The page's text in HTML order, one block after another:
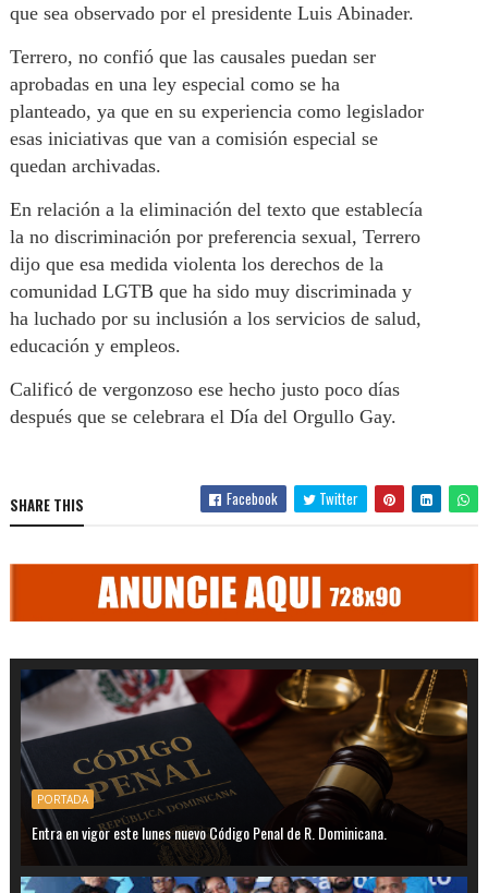
que sea observado por el presidente Luis Abinader.
Terrero, no confió que las causales puedan ser
aprobadas en una ley especial como se ha
planteado, ya que en su experiencia como legislador
esas iniciativas que van a comisión especial se
quedan archivadas.
En relación a la eliminación del texto que establecía
la no discriminación por preferencia sexual, Terrero
dijo que esa medida violenta los derechos de la
comunidad LGTB que ha sido muy discriminada y
ha luchado por su inclusión a los servicios de salud,
educación y empleos.
Calificó de vergonzoso ese hecho justo poco días
después que se celebrara el Día del Orgullo Gay.
SHARE THIS Facebook Twitter
PORTADA
Entra en vigor este lunes nuevo Código Penal de R. Dominicana.